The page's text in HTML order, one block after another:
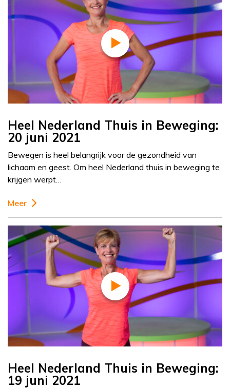
Heel Nederland Thuis in Beweging:
20 juni 2021
Bewegen is heel belangrijk voor de gezondheid van
lichaam en geest. Om heel Nederland thuis in beweging te
krijgen werpt…
Meer
Heel Nederland Thuis in Beweging:
19 juni 2021